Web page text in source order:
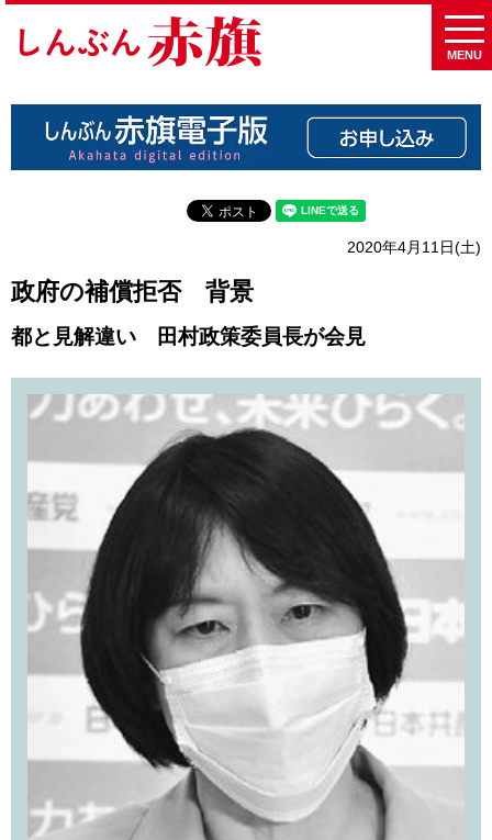
MENU
2020年4月11日(土)
政府の補償拒否 背景
都と見解違い 田村政策委員長が会見